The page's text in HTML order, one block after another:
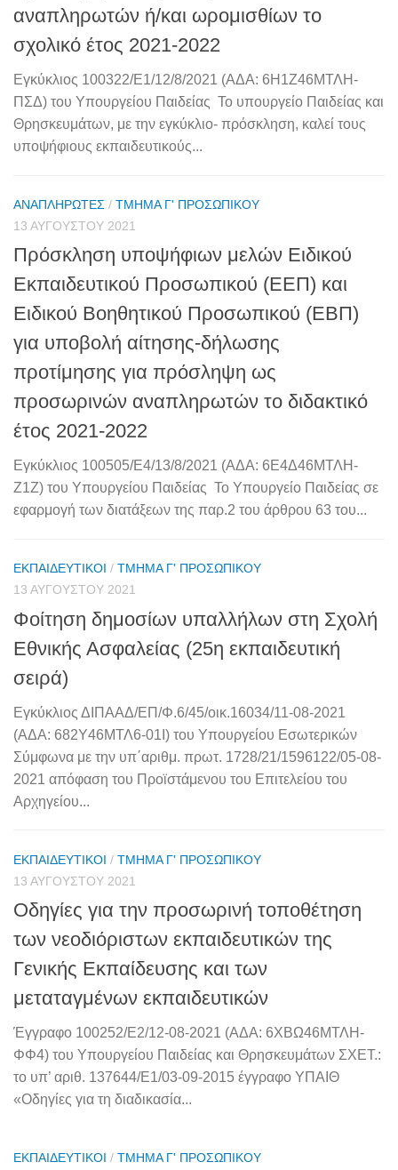
αναπληρωτών ή/και ωρομισθίων το
σχολικό έτος 2021-2022
Εγκύκλιος 100322/Ε1/12/8/2021 (ΑΔΑ: 6Η1Ζ46ΜΤΛΗ-
ΠΣΔ) του Υπουργείου Παιδείας Το υπουργείο Παιδείας και
Θρησκευμάτων, με την εγκύκλιο- πρόσκληση, καλεί τους
υποψήφιους εκπαιδευτικούς...
ΑΝΑΠΛΗΡΩΤΈΣ / ΤΜΉΜΑ Γ' ΠΡΟΣΩΠΙΚΟΎ
13 ΑΥΓΟΎΣΤΟΥ 2021
Πρόσκληση υποψήφιων μελών Ειδικού
Εκπαιδευτικού Προσωπικού (ΕΕΠ) και
Ειδικού Βοηθητικού Προσωπικού (ΕΒΠ)
για υποβολή αίτησης-δήλωσης
προτίμησης για πρόσληψη ως
προσωρινών αναπληρωτών το διδακτικό
έτος 2021-2022
Εγκύκλιος 100505/Ε4/13/8/2021 (ΑΔΑ: 6Ε4Δ46ΜΤΛΗ-
Ζ1Ζ) του Υπουργείου Παιδείας Το Υπουργείο Παιδείας σε
εφαρμογή των διατάξεων της παρ.2 του άρθρου 63 του...
ΕΚΠΑΙΔΕΥΤΙΚΟΊ / ΤΜΉΜΑ Γ' ΠΡΟΣΩΠΙΚΟΎ
13 ΑΥΓΟΎΣΤΟΥ 2021
Φοίτηση δημοσίων υπαλλήλων στη Σχολή
Εθνικής Ασφαλείας (25η εκπαιδευτική
σειρά)
Εγκύκλιος ΔΙΠΑΑΔ/ΕΠ/Φ.6/45/οικ.16034/11-08-2021
(ΑΔΑ: 682Υ46ΜΤΛ6-01Ι) του Υπουργείου Εσωτερικών
Σύμφωνα με την υπ΄αριθμ. πρωτ. 1728/21/1596122/05-08-
2021 απόφαση του Προϊστάμενου του Επιτελείου του
Αρχηγείου...
ΕΚΠΑΙΔΕΥΤΙΚΟΊ / ΤΜΉΜΑ Γ' ΠΡΟΣΩΠΙΚΟΎ
13 ΑΥΓΟΎΣΤΟΥ 2021
Οδηγίες για την προσωρινή τοποθέτηση
των νεοδιόριστων εκπαιδευτικών της
Γενικής Εκπαίδευσης και των
μεταταγμένων εκπαιδευτικών
Έγγραφο 100252/E2/12-08-2021 (ΑΔΑ: 6ΧΒΩ46ΜΤΛΗ-
ΦΦ4) του Υπουργείου Παιδείας και Θρησκευμάτων ΣΧΕΤ.:
το υπ’ αριθ. 137644/Ε1/03-09-2015 έγγραφο ΥΠΑΙΘ
«Οδηγίες για τη διαδικασία...
ΕΚΠΑΙΔΕΥΤΙΚΟΊ / ΤΜΉΜΑ Γ' ΠΡΟΣΩΠΙΚΟΎ